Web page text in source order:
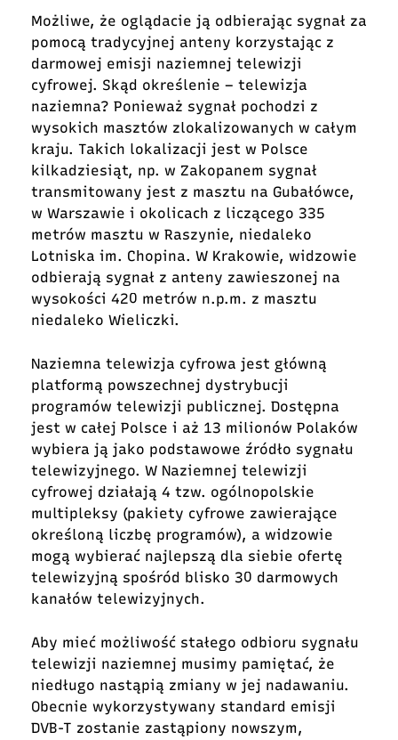
Możliwe, że oglądacie ją odbierając sygnał za
pomocą tradycyjnej anteny korzystając z
darmowej emisji naziemnej telewizji
cyfrowej. Skąd określenie – telewizja
naziemna? Ponieważ sygnał pochodzi z
wysokich masztów zlokalizowanych w całym
kraju. Takich lokalizacji jest w Polsce
kilkadziesiąt, np. w Zakopanem sygnał
transmitowany jest z masztu na Gubałówce,
w Warszawie i okolicach z liczącego 335
metrów masztu w Raszynie, niedaleko
Lotniska im. Chopina. W Krakowie, widzowie
odbierają sygnał z anteny zawieszonej na
wysokości 420 metrów n.p.m. z masztu
niedaleko Wieliczki.
Naziemna telewizja cyfrowa jest główną
platformą powszechnej dystrybucji
programów telewizji publicznej. Dostępna
jest w całej Polsce i aż 13 milionów Polaków
wybiera ją jako podstawowe źródło sygnału
telewizyjnego. W Naziemnej telewizji
cyfrowej działają 4 tzw. ogólnopolskie
multipleksy (pakiety cyfrowe zawierające
określoną liczbę programów), a widzowie
mogą wybierać najlepszą dla siebie ofertę
telewizyjną spośród blisko 30 darmowych
kanałów telewizyjnych.
Aby mieć możliwość stałego odbioru sygnału
telewizji naziemnej musimy pamiętać, że
niedługo nastąpią zmiany w jej nadawaniu.
Obecnie wykorzystywany standard emisji
DVB-T zostanie zastąpiony nowszym,